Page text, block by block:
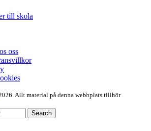
till skola
oss
Allt material på denna webbplats tillhör
Search